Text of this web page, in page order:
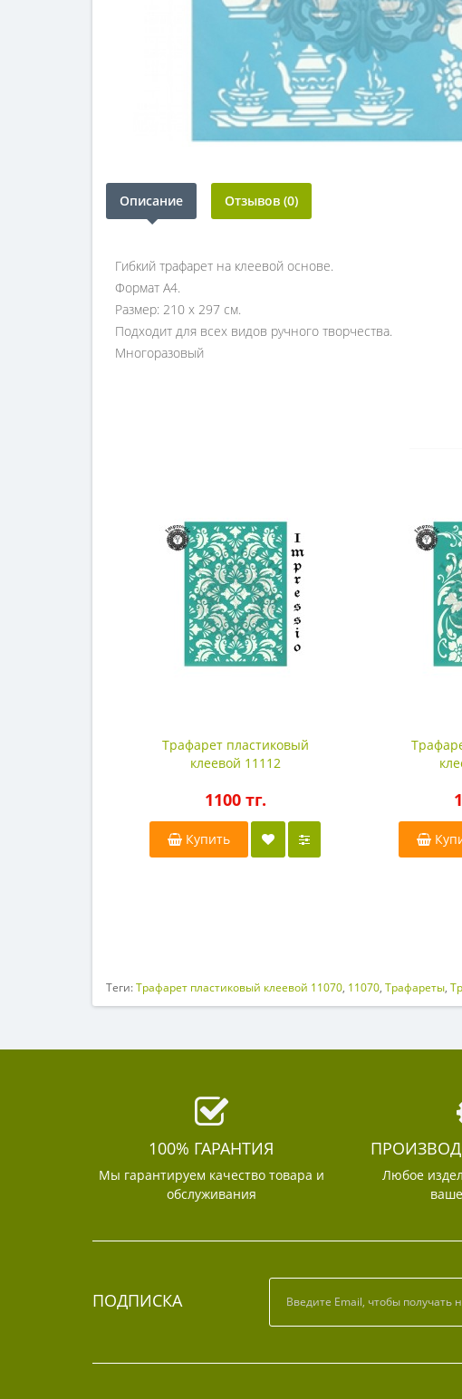
Описание Отзывов (0)
Гибкий трафарет на клеевой основе.
Формат А4.
Размер: 210 х 297 см.
Подходит для всех видов ручного творчества.
Многоразовый
Трафарет пластиковый
клеевой 11112
1100 тг.
Купить
Теги:Трафарет пластиковый клеевой 11070, 11070, Трафареты,
100% ГАРАНТИЯ
Мы гарантируем качество товара и
обслуживания
Любое
ПОДПИСКА